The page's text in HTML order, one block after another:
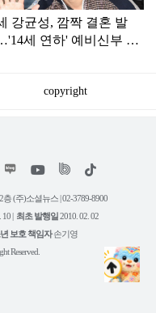
강균성, 깜짝 결혼 발
세 연하' 예비신부 정
copyright
위
트
리
유
튜
틱
(주)소셜뉴스 | 02-3789-8900
10 | 최초 발행일2010. 02. 02
보호 책임자손기영
Reserved.